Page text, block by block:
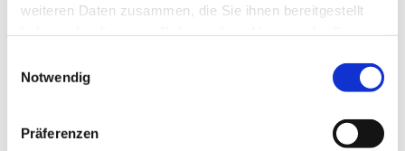
weiteren Daten zusammen, die Sie ihnen bereitgestellt
Notwendig
Präferenzen
Gemeindezentrum Herz Jesu,
Düngelstr. 34, 44623 Herne